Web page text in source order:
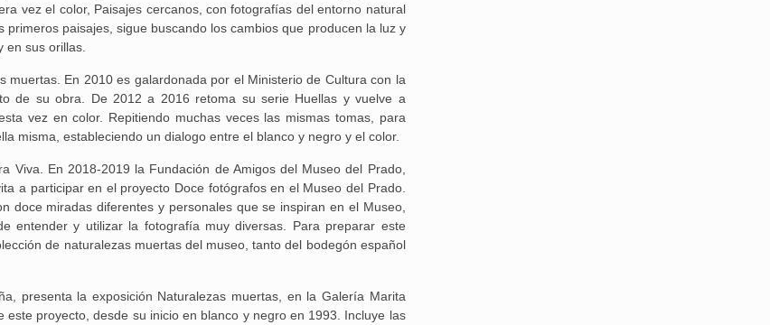
vez el color, Paisajes cercanos, con fotografías del entorno natural
paisajes, sigue buscando los cambios que producen la luz y
sus orillas.
En 2010 es galardonada por el Ministerio de Cultura con la
de su obra. De 2012 a 2016 retoma su serie Huellas y vuelve a
vez en color. Repitiendo muchas veces las mismas tomas, para
misma, estableciendo un dialogo entre el blanco y negro y el color.
Viva. En 2018-2019 la Fundación de Amigos del Museo del Prado,
a participar en el proyecto Doce fotógrafos en el Museo del Prado.
doce miradas diferentes y personales que se inspiran en el Museo,
entender y utilizar la fotografía muy diversas. Para preparar este
de naturalezas muertas del museo, tanto del bodegón español
presenta la exposición Naturalezas muertas, en la Galería Marita
proyecto, desde su inicio en blanco y negro en 1993. Incluye las